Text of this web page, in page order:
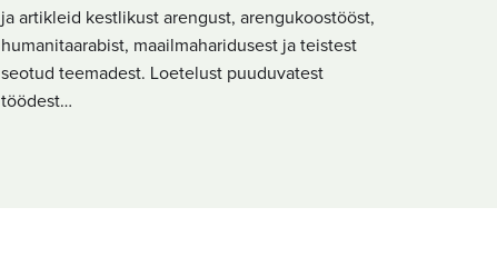
ja artikleid kestlikust arengust, arengukoostööst,
humanitaarabist, maailmaharidusest ja teistest
seotud teemadest. Loetelust puuduvatest
töödest…